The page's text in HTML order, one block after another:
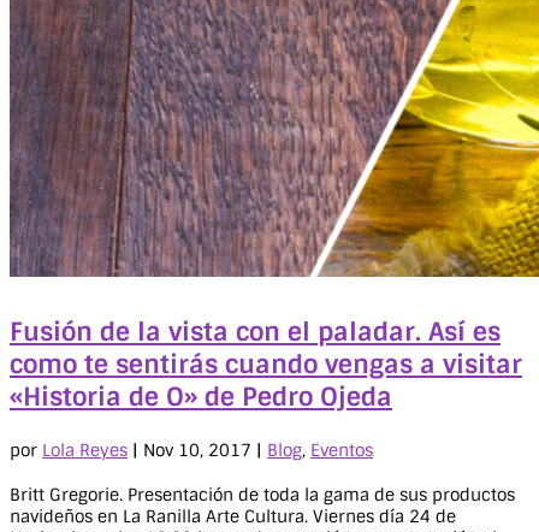
Fusión de la vista con el paladar. Así es
como te sentirás cuando vengas a visitar
«Historia de O» de Pedro Ojeda
por Lola Reyes | Nov 10, 2017 | Blog, Eventos
Britt Gregorie. Presentación de toda la gama de sus productos
navideños en La Ranilla Arte Cultura. Viernes día 24 de